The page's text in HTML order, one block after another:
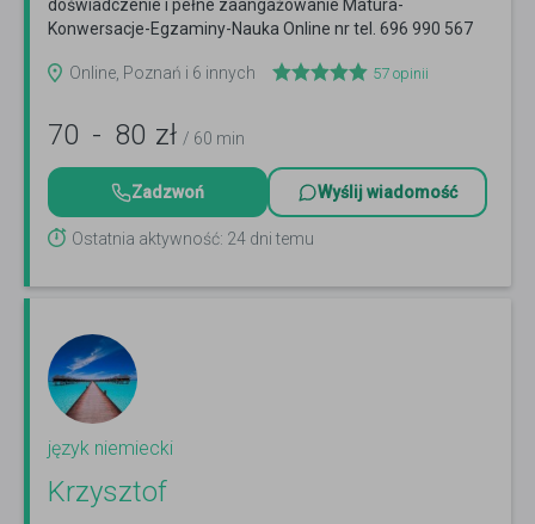
doświadczenie i pełne zaangażowanie Matura-
Konwersacje-Egzaminy-Nauka Online nr tel. 696 990 567
Online, Poznań i 6 innych
57 opinii
70 - 80 zł / 60 min
Zadzwoń Wyślij wiadomość
Ostatnia aktywność: 24 dni temu
język niemiecki
Krzysztof